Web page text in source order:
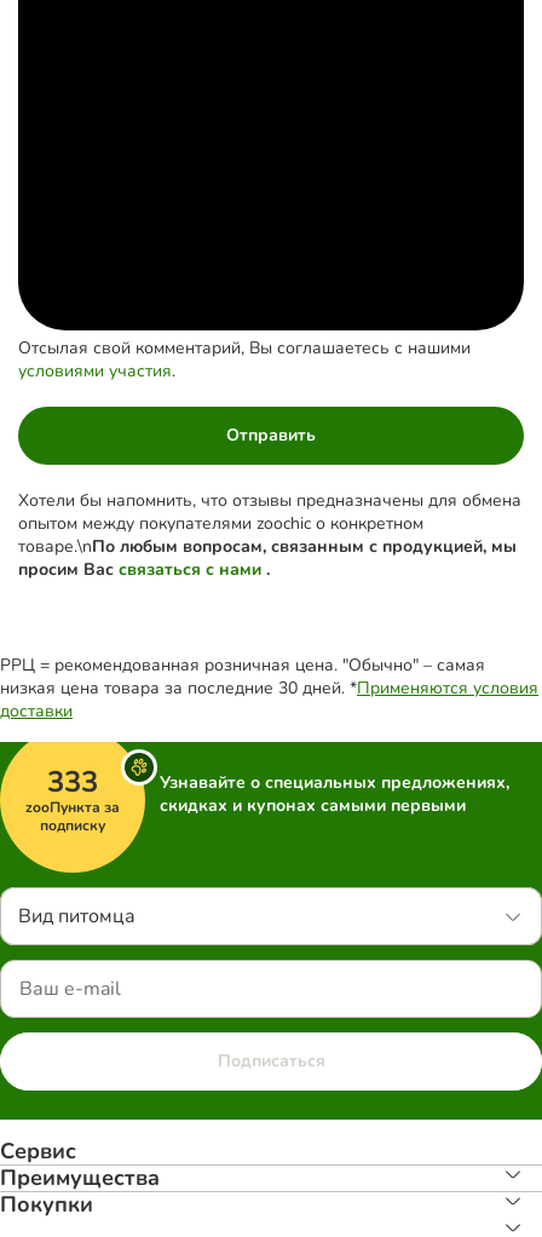
Отсылая свой комментарий, Вы соглашаетесь с нашими
условиями участия.
Отправить
Хотели бы напомнить, что отзывы предназначены для обмена
опытом между покупателями zoochic о конкретном
товаре.\nПо любым вопросам, связанным с продукцией, мы
просим Вас связаться с нами .
РРЦ = рекомендованная розничная цена. "Обычно" – самая
низкая цена товара за последние 30 дней. *Применяются условия
доставки
333
zooПункта за
подписку
Узнавайте о специальных предложениях,
скидках и купонах самыми первыми
Вид питомца
Подписаться
Сервис
Преимуществa
Покупки